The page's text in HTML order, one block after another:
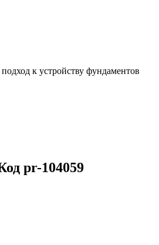
к устройству фундаментов
pr-104059